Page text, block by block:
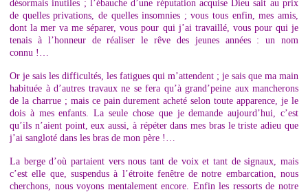
désormais inutiles ; l’ébauche d’une réputation acquise Dieu sait au prix
de quelles privations, de quelles insomnies ; vous tous enfin, mes amis,
dont la mer va me séparer, vous pour qui j’ai travaillé, vous pour qui je
tenais à l’honneur de réaliser le rêve des jeunes années : un nom
connu !…
Or je sais les difficultés, les fatigues qui m’attendent ; je sais que ma main
habituée à d’autres travaux ne se fera qu’à grand’peine aux mancherons
de la charrue ; mais ce pain durement acheté selon toute apparence, je le
dois à mes enfants. La seule chose que je demande aujourd’hui, c’est
qu’ils n’aient point, eux aussi, à répéter dans mes bras le triste adieu que
j’ai sangloté dans les bras de mon père !…
La berge d’où partaient vers nous tant de voix et tant de signaux, mais
c’est elle que, suspendus à l’étroite fenêtre de notre embarcation, nous
cherchons, nous voyons mentalement encore. Enfin les ressorts de notre